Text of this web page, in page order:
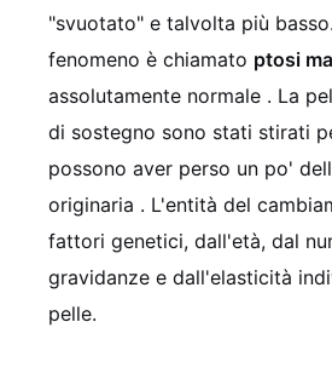
"svuotato" e talvolta più
fenomeno è chiamato ptosi
assolutamente normale . La
di sostegno sono stati stirati
possono aver perso un po'
originaria . L'entità del
fattori genetici, dall'età, dal
gravidanze e dall'elasticità
pelle.